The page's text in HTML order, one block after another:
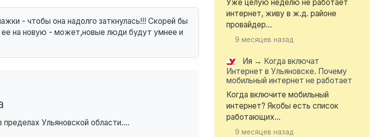
- чтобы она надолго заткнулась!!! Скорей бы
на новую - может,новые люди будут умнее и
Ульяновской области....
Уже целую неделю не работает
интернет, живу в ж.д. районе
провайдер...
9 месяцев назад
Ия → Когда включат
Интернет в Ульяновске. Почему
мобильный интернет не работает
Когда включите мобильный
интернет? Якобы есть список
работающих...
9 месяцев назад